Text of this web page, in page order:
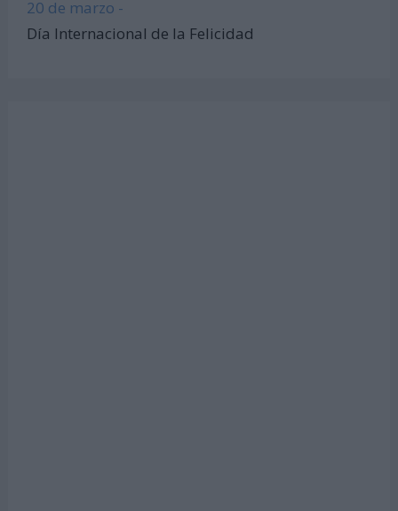
20 de marzo -
Día Internacional de la Felicidad